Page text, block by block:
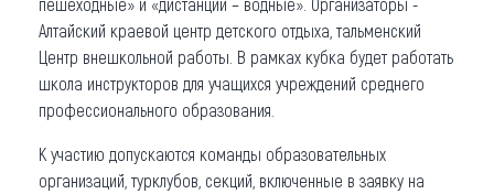
Алтайский краевой центр детского отдыха, тальменский
Центр внешкольной работы. В рамках кубка будет работать
школа инструкторов для учащихся учреждений среднего
профессионального образования.
К участию допускаются команды образовательных
организаций, турклубов, секций, включенные в заявку на